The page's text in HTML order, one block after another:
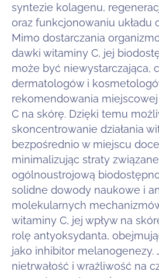
syntezie kolagenu,
oraz funkcjonowaniu układu
Mimo dostarczania
dawki witaminy C, jej
może być niewystarczająca,
dermatologów i
rekomendowania
C na skórę. Dzięki temu
skoncentrowanie działania
bezpośrednio w miejscu
minimalizując straty
ogólnoustrojową
solidne dowody naukowe i
molekularnych
witaminy C, jej wpływ na
rolę antyoksydanta,
jako inhibitor melanogenezy.
nietrwałość i wrażliwość na